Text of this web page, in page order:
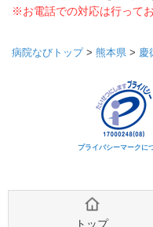
※お電話での対応は行って
病院なびトップ> 熊本県 > 慶
プライバシーマークに
トップ